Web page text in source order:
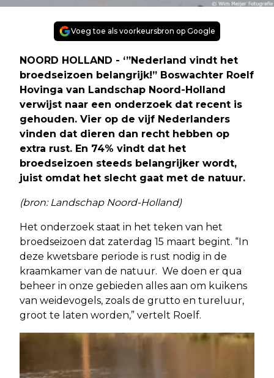
Voeg toe als voorkeursbron op Google
NOORD HOLLAND - ‘”Nederland vindt het
broedseizoen belangrijk!” Boswachter Roelf
Hovinga van Landschap Noord-Holland
verwijst naar een onderzoek dat recent is
gehouden. Vier op de vijf Nederlanders
vinden dat dieren dan recht hebben op
extra rust. En 74% vindt dat het
broedseizoen steeds belangrijker wordt,
juist omdat het slecht gaat met de natuur.
(bron: Landschap Noord-Holland)
Het onderzoek staat in het teken van het
broedseizoen dat zaterdag 15 maart begint. “In
deze kwetsbare periode is rust nodig in de
kraamkamer van de natuur. We doen er qua
beheer in onze gebieden alles aan om kuikens
van weidevogels, zoals de grutto en tureluur,
groot te laten worden,” vertelt Roelf.